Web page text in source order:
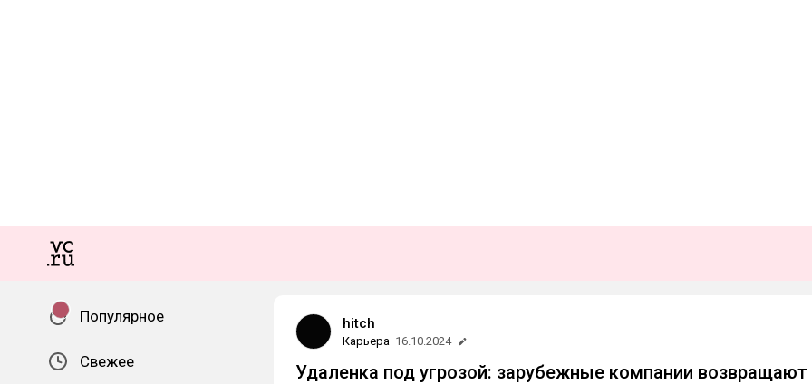
Популярное
Свежее
hitch
Карьера 16.10.2024
Удаленка под угрозой: зарубежные компании возвращают